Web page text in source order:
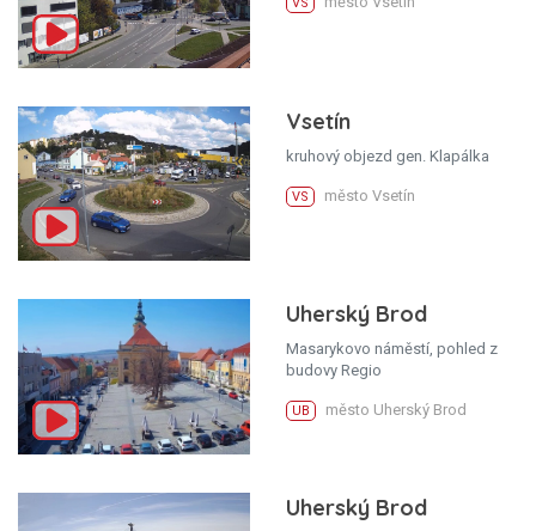
VS
Vsetín
kruhový objezd gen. Klapálka
VS město Vsetín
Uherský Brod
Masarykovo náměstí, pohled z
budovy Regio
UB město Uherský Brod
Uherský Brod